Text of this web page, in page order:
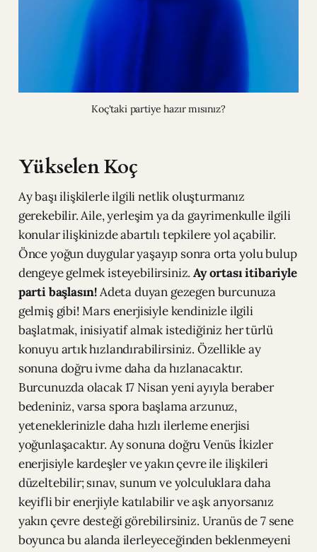
Koç'taki partiye hazır mısınız?
Yükselen Koç
Ay başı ilişkilerle ilgili netlik oluşturmanız
gerekebilir. Aile, yerleşim ya da gayrimenkulle ilgili
konular ilişkinizde abartılı tepkilere yol açabilir.
Önce yoğun duygular yaşayıp sonra orta yolu bulup
dengeye gelmek isteyebilirsiniz.Ay ortası itibariyle
parti başlasın!Adeta duyan gezegen burcunuza
gelmiş gibi! Mars enerjisiyle kendinizle ilgili
başlatmak, inisiyatif almak istediğiniz her türlü
konuyu artık hızlandırabilirsiniz. Özellikle ay
sonuna doğru ivme daha da hızlanacaktır.
Burcunuzda olacak 17 Nisan yeni ayıyla beraber
bedeniniz, varsa spora başlama arzunuz,
yeteneklerinizle daha hızlı ilerleme enerjisi
yoğunlaşacaktır. Ay sonuna doğru Venüs İkizler
enerjisiyle kardeşler ve yakın çevre ile ilişkileri
düzeltebilir; sınav, sunum ve yolculuklara daha
keyifli bir enerjiyle katılabilir ve aşk arıyorsanız
yakın çevre desteği görebilirsiniz. Uranüs de 7 sene
boyunca bu alanda ilerleyeceğinden beklenmeyeni